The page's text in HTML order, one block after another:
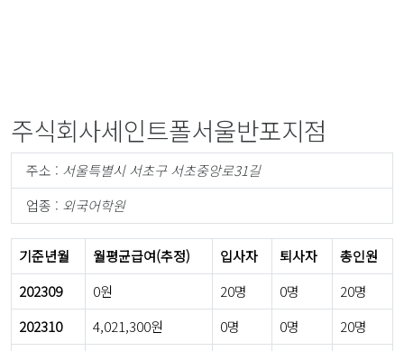
주식회사세인트폴서울반포지점
주소 : 서울특별시 서초구 서초중앙로31길
업종 : 외국어학원
기준년월 월평균급여(추정) 입사자 퇴사자
총인원
202309
0원 20명 0명
20명
202310
4,021,300원 0명 0명
20명